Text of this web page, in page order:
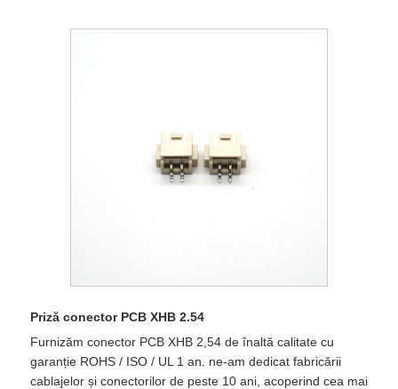
Priză conector PCB XHB 2.54
Furnizăm conector PCB XHB 2,54 de înaltă calitate cu
garanție ROHS / ISO / UL 1 an. ne-am dedicat fabricării
cablajelor și conectorilor de peste 10 ani, acoperind cea mai